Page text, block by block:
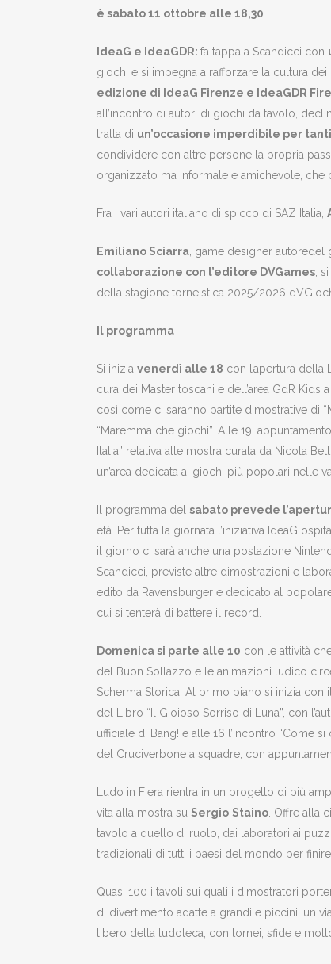
è sabato 11 ottobre alle 18,30
IdeaG e IdeaGDR: fa tappa a Scandicci con
giochi e si impegna a rafforzare la cultura
edizione di IdeaG Firenze e IdeaGDR
all’incontro di autori di giochi da tavolo,
tratta di un’occasione imperdibile per
condividere con altre persone la propria
organizzato ma informale e amichevole, che
Fra i vari autori italiano di spicco di SAZ Italia,
Emiliano Sciarra , game designer
collaborazione con l’editore DVGames ,
della stagione torneistica 2025/2026
Il programma
Si inizia venerdì alle 18 con l’apertura della
cura dei Master toscani e dell’area GdR
così come ci saranno partite dimostrative di
“Maremma che giochi”. Alle 19,
Italia” relativa alle mostra curata da Nicola
un’area dedicata ai giochi più popolari nelle
Il programma del sabato prevede
età. Per tutta la giornata l’iniziativa IdeaG
il giorno ci sarà anche una postazione
Scandicci, previste altre dimostrazioni e
edito da Ravensburger e dedicato al
cui si tenterà di battere il record.
Domenica si parte alle 10 con le attività
del Buon Sollazzo e le animazioni ludico
Scherma Storica. Al primo piano si inizia
del Libro “Il Gioioso Sorriso di Luna”, con
ufficiale di Bang! e alle 16 l’incontro “Come
del Cruciverbone a squadre, con
Ludo in Fiera rientra in un progetto di più
vita alla mostra su Sergio Staino . Offre alla
tavolo a quello di ruolo, dai laboratori ai
tradizionali di tutti i paesi del mondo per
Quasi 100 i tavoli sui quali i dimostratori
di divertimento adatte a grandi e piccini; un
libero della ludoteca, con tornei, sfide e